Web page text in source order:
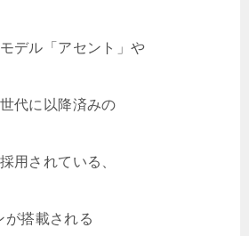
デル「アセント」や
代に以降済みの
用されている、
搭載される